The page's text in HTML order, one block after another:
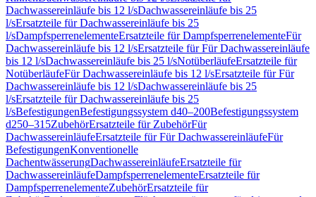
Dachwassereinläufe bis 12 l/sDachwassereinläufe bis 25
l/sErsatzteile für Dachwassereinläufe bis 25
l/sDampfsperrenelementeErsatzteile für DampfsperrenelementeFür
Dachwassereinläufe bis 12 l/sErsatzteile für Für Dachwassereinläufe
bis 12 l/sDachwassereinläufe bis 25 l/sNotüberläufeErsatzteile für
NotüberläufeFür Dachwassereinläufe bis 12 l/sErsatzteile für Für
Dachwassereinläufe bis 12 l/sDachwassereinläufe bis 25
l/sErsatzteile für Dachwassereinläufe bis 25
l/sBefestigungenBefestigungssystem d40–200Befestigungssystem
d250–315ZubehörErsatzteile für ZubehörFür
DachwassereinläufeErsatzteile für Für DachwassereinläufeFür
BefestigungenKonventionelle
DachentwässerungDachwassereinläufeErsatzteile für
DachwassereinläufeDampfsperrenelementeErsatzteile für
DampfsperrenelementeZubehörErsatzteile für